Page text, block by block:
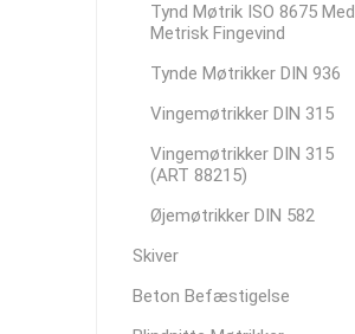
Tynd Møtrik ISO 8675 Med
Metrisk Fingevind
Tynde Møtrikker DIN 936
Vingemøtrikker DIN 315
Vingemøtrikker DIN 315
(ART 88215)
Øjemøtrikker DIN 582
Skiver
Beton Befæstigelse